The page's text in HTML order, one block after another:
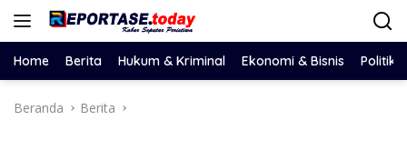
Langsung
Home Berita Hukum & Kriminal Ekonomi & Bisnis Politik
Beranda Berita